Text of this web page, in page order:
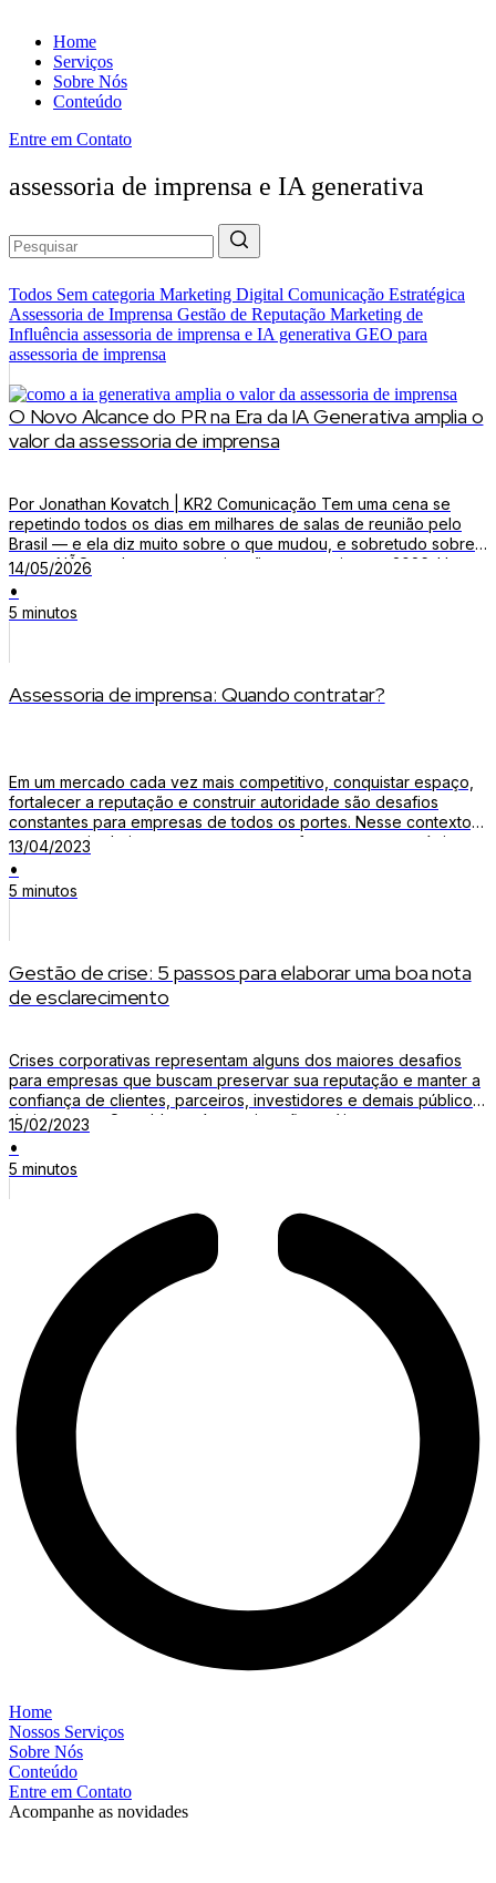
Home
Serviços
Sobre Nós
Conteúdo
Entre em Contato
assessoria de imprensa e IA generativa
Todos Sem categoria Marketing Digital Comunicação Estratégica
Assessoria de Imprensa Gestão de Reputação Marketing de
Influência assessoria de imprensa e IA generativa GEO para
assessoria de imprensa
O Novo Alcance do PR na Era da IA Generativa amplia o
valor da assessoria de imprensa
Por Jonathan Kovatch | KR2 Comunicação Tem uma cena se
repetindo todos os dias em milhares de salas de reunião pelo
Brasil — e ela diz muito sobre o que mudou, e sobretudo sobre
o que NÃO mudou, na comunicação corporativa em 2026. Um
[…]
14/05/2026
•
5 minutos
Assessoria de imprensa: Quando contratar?
Em um mercado cada vez mais competitivo, conquistar espaço,
fortalecer a reputação e construir autoridade são desafios
constantes para empresas de todos os portes. Nesse contexto,
a assessoria de imprensa se torna uma ferramenta estratégica
nos meios de comunicação. Mais do que divulgar notícias, a […]
13/04/2023
•
5 minutos
Gestão de crise: 5 passos para elaborar uma boa nota
de esclarecimento
Crises corporativas representam alguns dos maiores desafios
para empresas que buscam preservar sua reputação e manter a
confiança de clientes, parceiros, investidores e demais públicos
de interesse. O problema é que situações críticas costumam
proporções em questão de minutos. Segundo levantamento da
Mentionlytics, cerca de 30% das […]
15/02/2023
•
5 minutos
Home
Nossos Serviços
Sobre Nós
Conteúdo
Entre em Contato
Acompanhe as novidades